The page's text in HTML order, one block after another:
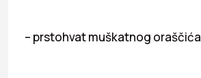
– prstohvat muškatnog oraščića